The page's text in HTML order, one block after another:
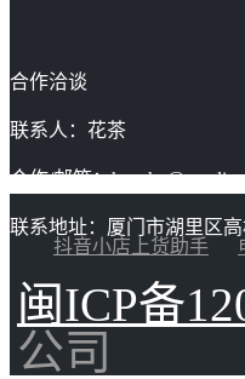
合作洽谈
联系人：花茶
合作/邮箱：
联系地址：厦门市湖里区
抖音小店上货助手
闽ICP备
公司